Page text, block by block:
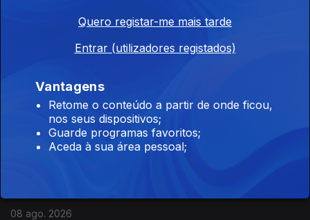
18h Ministra do Ambiente ainda sem reposta
sobre preço dos combustíveis
08 ago. 2026
08 ago. 2026
Quero registar-me mais tarde
Entrar (utilizadores registados)
Vantagens
Retome o conteúdo a partir de onde ficou,
nos seus dispositivos;
Guarde programas favoritos;
Aceda à sua área pessoal;